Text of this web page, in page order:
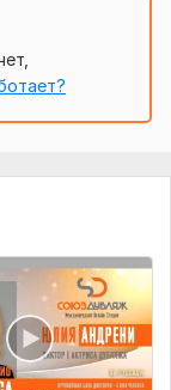
других словах
уложить
чтобы заказ
Пожилой